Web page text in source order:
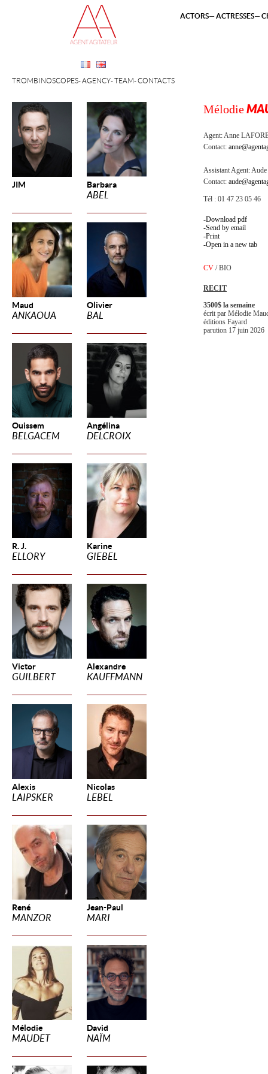
JIM Barbara
ABEL
Maud
ANKAOUA
Olivier
BAL
Ouissem
BELGACEM
Angélina
DELCROIX
R. J.
ELLORY
Karine
GIEBEL
Victor
GUILBERT
Alexandre
KAUFFMANN
Alexis
LAIPSKER
Nicolas
LEBEL
René
MANZOR
Jean-Paul
MARI
Mélodie
MAUDET
David
NAÏM
TROMBINOSCOPES AGENCY TEAM CONTACTS
ACTORS ACTRESSES
Mélodie
Agent:Anne
Contact:
Assistant Agent:Aude
Contact:
Tél : 01 47 23 05 46
Download pdf
Send by email
Print
Open in a new tab
CV /BIO
RECIT
3500$ la semaine
écrit par Mélodie
éditions Fayard
parution 17 juin 2026